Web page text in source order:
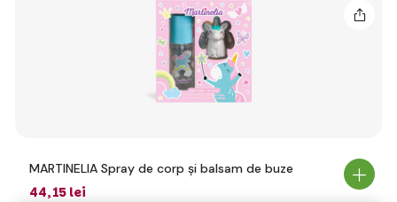
MARTINELIA Spray de corp și balsam de buze
44,15 lei